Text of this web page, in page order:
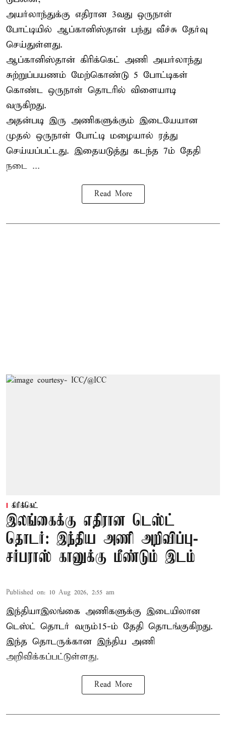
அயர்லாந்துக்கு எதிரான 3வது ஒருநாள்
போட்டியில் ஆப்கானிஸ்தான் பந்து வீச்சு தேர்வு
செய்துள்ளது.
ஆப்கானிஸ்தான் கிரிக்கெட் அணி அயர்லாந்து
சுற்றுப்பயணம் மேற்கொண்டு 5 போட்டிகள்
கொண்ட ஒருநாள் தொடரில் விளையாடி
வருகிறது.
அதன்படி இரு அணிகளுக்கும் இடையேயான
முதல் ஒருநாள் போட்டி மழையால் ரத்து
செய்யப்பட்டது. இதையடுத்து கடந்த 7ம் தேதி
நடை ...
Read More
கிரிக்கெட்
இலங்கைக்கு எதிரான டெஸ்ட்
தொடர்: இந்திய அணி அறிவிப்பு-
சர்பராஸ் கானுக்கு மீண்டும் இடம்
Published on: 10 Aug 2026, 2:55 am
இந்தியா–இலங்கை அணிகளுக்கு இடையிலான
டெஸ்ட் தொடர் வரும்15-ம் தேதி தொடங்குகிறது.
இந்த தொடருக்கான இந்திய அணி
அறிவிக்கப்பட்டுள்ளது.
Read More